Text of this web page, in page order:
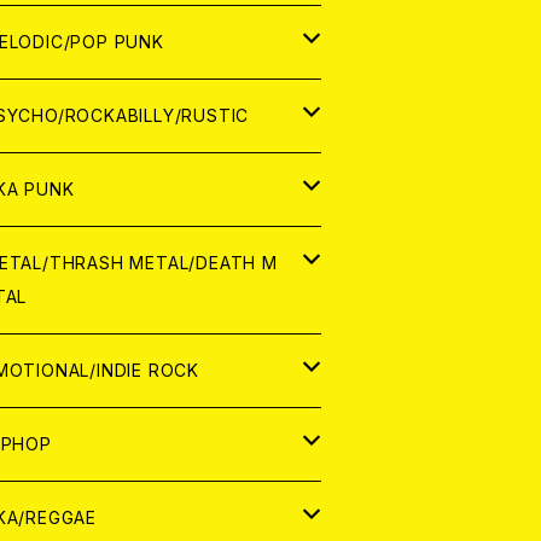
ログ
ログ
POP PUNK
ROCKABILLY/RUSTIC
PUNK
THRASH METAL/DEATH M
INDIE ROCK
REGGAE